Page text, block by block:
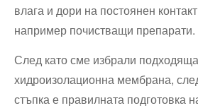
влага и дори на ​постоянен
например почистващи⁣ препарати.
След като сме избрали
хидроизолационна‌ мембрана,
стъпка ⁤е правилната подготовка⁣